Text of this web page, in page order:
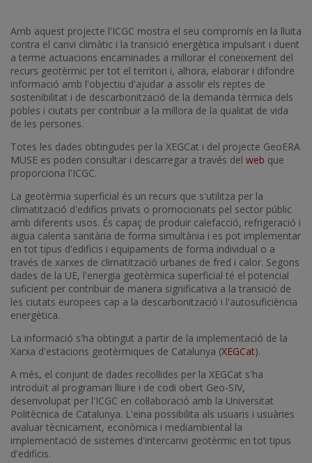
Amb aquest projecte l'ICGC mostra el seu compromís en la lluita
contra el canvi climàtic i la transició energètica impulsant i duent
a terme actuacions encaminades a millorar el coneixement del
recurs geotèrmic per tot el territori i, alhora, elaborar i difondre
informació amb l'objectiu d'ajudar a assolir els reptes de
sostenibilitat i de descarbonització de la demanda tèrmica dels
pobles i ciutats per contribuir a la millora de la qualitat de vida
de les persones.
Totes les dades obtingudes per la XEGCat i del projecte GeoERA
MUSE es poden consultar i descarregar a través del web que
proporciona l'ICGC.
La geotèrmia superficial és un recurs que s'utilitza per la
climatització d'edificis privats o promocionats pel sector públic
amb diferents usos. És capaç de produir calefacció, refrigeració i
aigua calenta sanitària de forma simultània i es pot implementar
en tot tipus d'edificis i equipaments de forma individual o a
través de xarxes de climatització urbanes de fred i calor. Segons
dades de la UE, l'energia geotèrmica superficial té el potencial
suficient per contribuir de manera significativa a la transició de
les ciutats europees cap a la descarbonització i l'autosuficiència
energètica.
La informació s'ha obtingut a partir de la implementació de la
Xarxa d'estacions geotèrmiques de Catalunya (XEGCat).
A més, el conjunt de dades recollides per la XEGCat s'ha
introduït al programari lliure i de codi obert Geo-SIV,
desenvolupat per l'ICGC en col·laboració amb la Universitat
Politècnica de Catalunya. L'eina possibilita als usuaris i usuàries
avaluar tècnicament, econòmica i mediambiental la
implementació de sistemes d'intercanvi geotèrmic en tot tipus
d'edificis.